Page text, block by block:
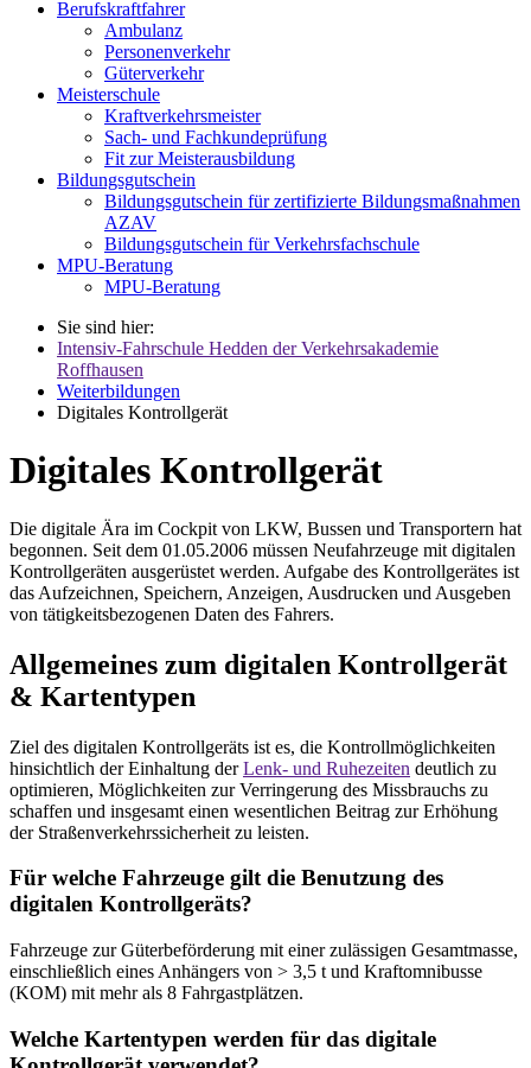
Berufskraftfahrer
Ambulanz
Personenverkehr
Güterverkehr
Meisterschule
Kraftverkehrsmeister
Sach- und Fachkundeprüfung
Fit zur Meisterausbildung
Bildungsgutschein
Bildungsgutschein für zertifizierte Bildungsmaßnahmen
AZAV
Bildungsgutschein für Verkehrsfachschule
MPU-Beratung
MPU-Beratung
Sie sind hier:
Intensiv-Fahrschule Hedden der Verkehrsakademie
Roffhausen
Weiterbildungen
Digitales Kontrollgerät
Digitales Kontrollgerät
Die digitale Ära im Cockpit von LKW, Bussen und Transportern hat
begonnen. Seit dem 01.05.2006 müssen Neufahrzeuge mit digitalen
Kontrollgeräten ausgerüstet werden. Aufgabe des Kontrollgerätes ist
das Aufzeichnen, Speichern, Anzeigen, Ausdrucken und Ausgeben
von tätigkeitsbezogenen Daten des Fahrers.
Allgemeines zum digitalen Kontrollgerät
& Kartentypen
Ziel des digitalen Kontrollgeräts ist es, die Kontrollmöglichkeiten
hinsichtlich der Einhaltung derLenk- und Ruhezeiten deutlich zu
optimieren, Möglichkeiten zur Verringerung des Missbrauchs zu
schaffen und insgesamt einen wesentlichen Beitrag zur Erhöhung
der Straßenverkehrssicherheit zu leisten.
Für welche Fahrzeuge gilt die Benutzung des
digitalen Kontrollgeräts?
Fahrzeuge zur Güterbeförderung mit einer zulässigen Gesamtmasse,
einschließlich eines Anhängers von > 3,5 t und Kraftomnibusse
(KOM) mit mehr als 8 Fahrgastplätzen.
Welche Kartentypen werden für das digitale